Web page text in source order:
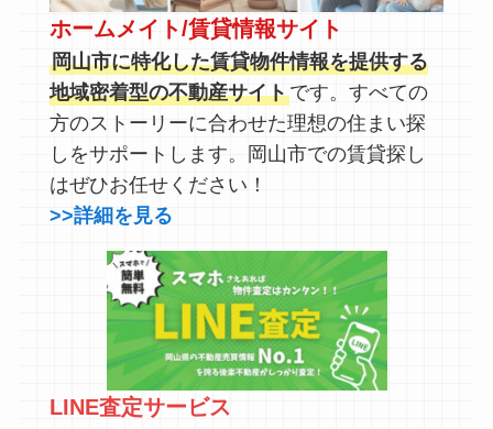
ホームメイト/賃貸情報サイト
岡山市に特化した賃貸物件情報を提供する
地域密着型の不動産サイトです。すべての
方のストーリーに合わせた理想の住まい探
しをサポートします。岡山市での賃貸探し
はぜひお任せください！
>>詳細を見る
LINE査定サービス